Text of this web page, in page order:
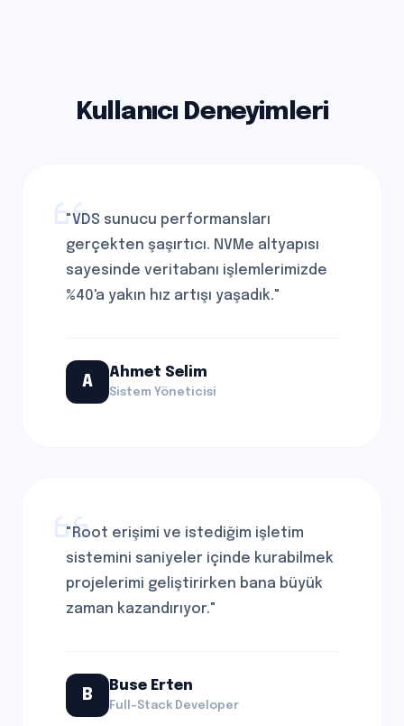
Kullanıcı Deneyimleri
"VDS sunucu performansları
gerçekten şaşırtıcı. NVMe altyapısı
sayesinde veritabanı işlemlerimizde
%40'a yakın hız artışı yaşadık."
A
Ahmet Selim
Sistem Yöneticisi
"Root erişimi ve istediğim işletim
sistemini saniyeler içinde kurabilmek
projelerimi geliştirirken bana büyük
zaman kazandırıyor."
B
Buse Erten
Full-Stack Developer